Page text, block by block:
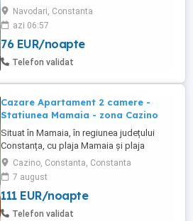
Opera si White Tower , langa cluburi , loc
de parcare Privat. Cei care nu au o parcare
este o mare problema cu parcarea în
zona, 100m de plaja .Luni-Miercuri 400
noapte -,Joi Vineri Sambata Duminica 500
Navodari, Constanta
azi 06:57
76 EUR/noapte
Telefon validat
Cazare Apartament 2 camere -
Statiunea Mamaia - zona Cazino
Situat în Mamaia, în regiunea județului
Constanța, cu plaja Mamaia și plaja
Myrtos în apropiere, Diamond View
Apartments oferă cazare cu parcare
privată gratuită garantată pentru fiecare
apartament. Apartamente cu doua camera
de inchiriat in regim hotelier, Statiunea
Cazino, Constanta, Constanta
7 august
111 EUR/noapte
Telefon validat